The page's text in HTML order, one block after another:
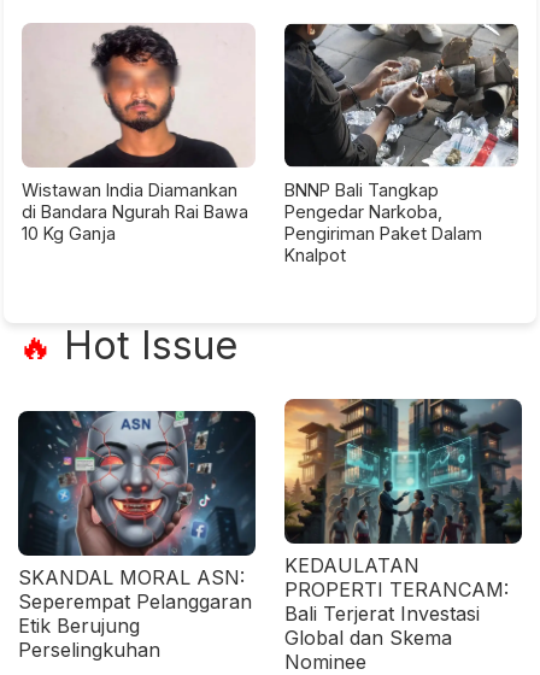
Wistawan India Diamankan
di Bandara Ngurah Rai Bawa
10 Kg Ganja
BNNP Bali Tangkap
Pengedar Narkoba,
Pengiriman Paket Dalam
Knalpot
🔥 Hot Issue
SKANDAL MORAL ASN:
Seperempat Pelanggaran
Etik Berujung
Perselingkuhan
KEDAULATAN
PROPERTI TERANCAM:
Bali Terjerat Investasi
Global dan Skema
Nominee